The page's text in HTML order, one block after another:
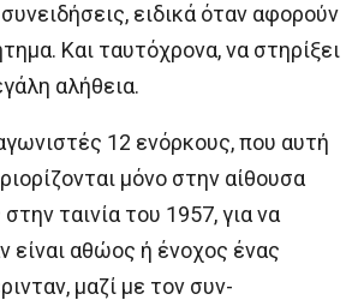
ειδικά όταν αφορούν
Και ταυτόχρονα, να στηρίξει
αλήθεια.
12 ενόρκους, που αυτή
μόνο στην αίθουσα
ταινία του 1957, για να
είναι αθώος ή ένοχος ένας
μαζί με τον συν-